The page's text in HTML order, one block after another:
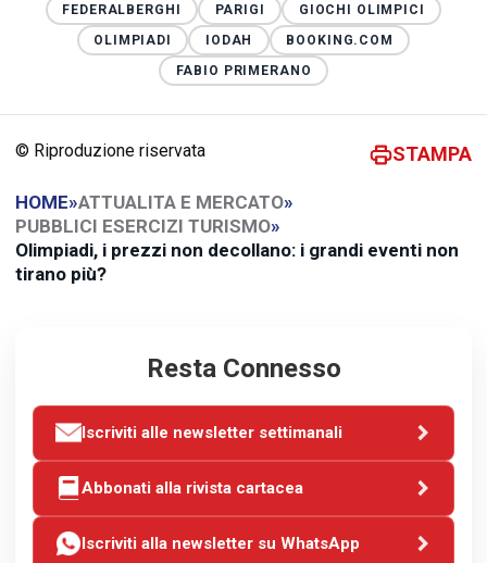
FEDERALBERGHI PARIGI
GIOCHI OLIMPICI
OLIMPIADI
IODAH
BOOKING.COM
FABIO PRIMERANO
© Riproduzione riservata STAMPA
HOME»ATTUALITA E MERCATO»
PUBBLICI ESERCIZI TURISMO»
Olimpiadi, i prezzi non decollano: i grandi eventi non
tirano più?
Resta Connesso
Iscriviti alle newsletter settimanali
Abbonati alla rivista cartacea
Iscriviti alla newsletter su WhatsApp